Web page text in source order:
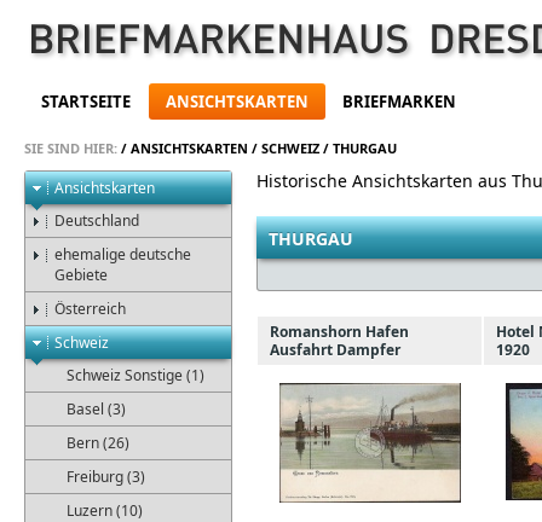
STARTSEITE ANSICHTSKARTEN BRIEFMARKEN
SIE SIND HIER: / ANSICHTSKARTEN / SCHWEIZ/ THURGAU
Ansichtskarten
Deutschland
ehemalige deutsche
Gebiete
Österreich
Schweiz
Schweiz Sonstige (1)
Basel (3)
Bern (26)
Freiburg (3)
Luzern (10)
Historische Ansichtskarten aus
THURGAU
Romanshorn Hafen
Ausfahrt Dampfer
Hotel
1920